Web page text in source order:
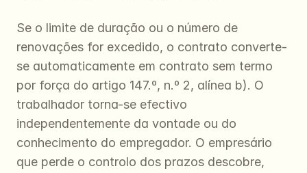
Se o limite de duração ou o número de
renovações for excedido, o contrato converte-
se automaticamente em contrato sem termo
por força do artigo 147.º, n.º 2, alínea b). O
trabalhador torna-se efectivo
independentemente da vontade ou do
conhecimento do empregador. O empresário
que perde o controlo dos prazos descobre,